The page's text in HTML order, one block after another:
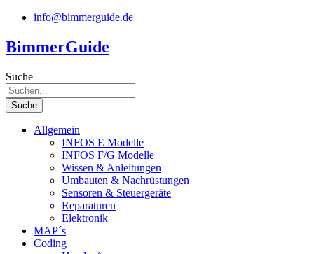
Zum
springen
info@bimmerguide.de
BimmerGuide
Suche
Suche
Allgemein
INFOS E Modelle
INFOS F/G Modelle
Wissen & Anleitungen
Umbauten & Nachrüstungen
Sensoren & Steuergeräte
Reparaturen
Elektronik
MAP´s
Coding